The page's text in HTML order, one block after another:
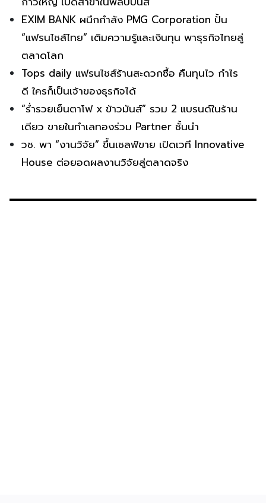
EXIM BANK ผนึกกำลัง PMG Corporation ปั้น
“แฟรนไชส์ไทย” เติมความรู้และเงินทุน พาธุรกิจไทยสู่
ตลาดโลก
Tops daily แฟรนไชส์ร้านสะดวกซื้อ คืนทุนไว กำไร
ดี ใครก็เป็นเจ้าของธุรกิจได้
“ร่ำรวยเย็นตาโฟ x ข้าวมันส์” รวม 2 แบรนด์ในร้าน
เดียว ขายในทำเลทองร่วม Partner ชั้นนำ
วช. พา “งานวิจัย” ขึ้นเชลฟ์ขาย เปิดเวที Innovative
House ต่อยอดผลงานวิจัยสู่ตลาดจริง